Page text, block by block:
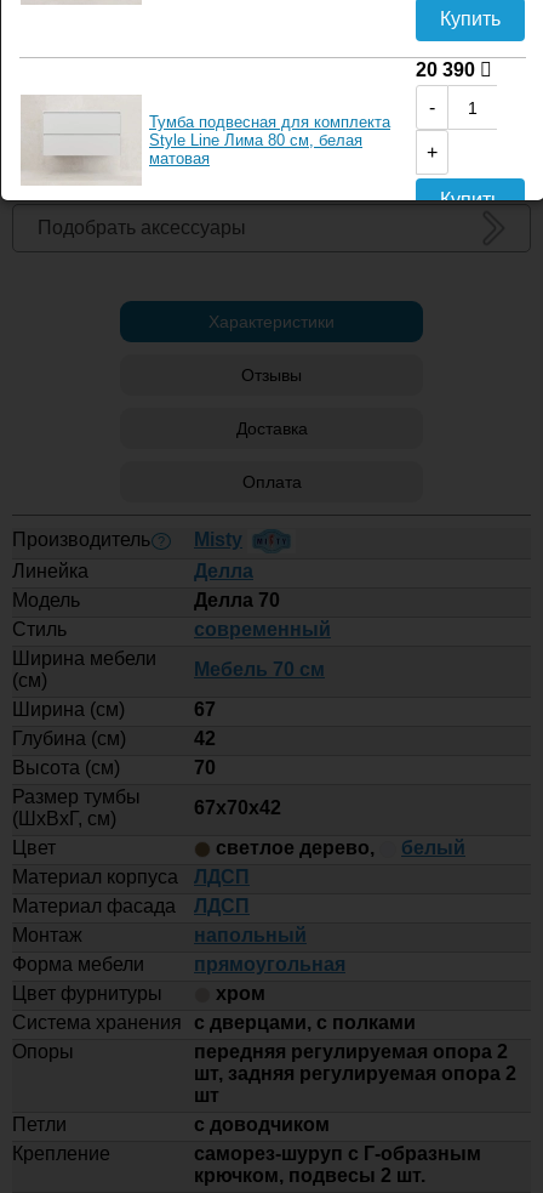
Входит в наборы
Подобрать аксессуары
Характеристики
Отзывы
Доставка
Оплата
Производитель ?
Misty
Линейка
Делла
Модель
Делла 70
Стиль
современный
Ширина мебели
(см)
Мебель 70 см
Ширина (см)
67
Глубина (см)
42
Высота (см)
70
Размер тумбы
(ШxВxГ, см)
67x70x42
Цвет
светлое дерево,
белый
Материал корпуса
ЛДСП
Материал фасада
ЛДСП
Монтаж
напольный
Форма мебели
прямоугольная
Цвет фурнитуры
хром
Система хранения
с дверцами, с полками
Опоры
передняя регулируемая опора 2
шт, задняя регулируемая опора 2
шт
Петли
с доводчиком
Крепление
саморез-шуруп с Г-образным
крючком, подвесы 2 шт.
Купить
Тумба подвесная для комплекта
Style Line Лима 80 см, белая
матовая
20 390
-
+
Купить
Тумба подвесная для комплекта
Style Line Лима 100 см, белая
матовая
Тумба напольная для комплекта
графит
+
Тумба напольная для комплекта
Style Line Лима 80 см, белая
матовая
Тумба напольная для комплекта
Style Line Лима 100 см, эмаль
графит
Тумба напольная для комплекта
Style Line Лима 100 см, белая
матовая
+
21 810